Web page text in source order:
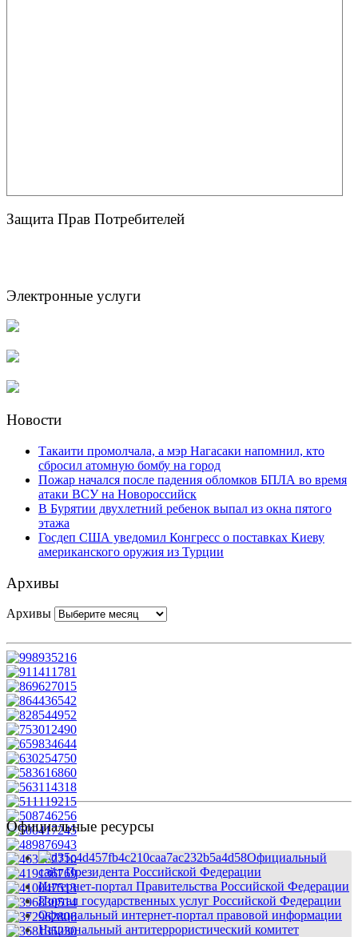
Защита Прав Потребителей
Электронные услуги
Новости
Такаити промолчала, а мэр Нагасаки напомнил, кто
сбросил атомную бомбу на город
Пожар начался после падения обломков БПЛА во время
атаки ВСУ на Новороссийск
В Бурятии двухлетний ребенок выпал из окна пятого
этажа
Госдеп США уведомил Конгресс о поставках Киеву
американского оружия из Турции
Архивы
Архивы
Официальные ресурсы
Официальный
сайт Президента Российской Федерации
Интернет-портал Правительства Российской Федерации
Портал государственных услуг Российской Федерации
Официальный интернет-портал правовой информации
Национальный антитеррористический комитет